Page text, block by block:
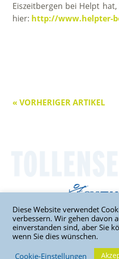
Eiszeitbergen bei Helpt
hier: http://www.helpter-
« VORHERIGER ARTIKEL
Home| Sitemap|Kontakt
Diese Website verwendet
verbessern. Wir gehen davon
einverstanden sind, aber Sie
wenn Sie dies wünschen.
Cookie-Einstellungen